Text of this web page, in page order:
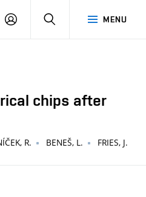
MENU
PŘIHLÁŠENÍ
chips after
R. BENEŠ, L. FRIES, J.